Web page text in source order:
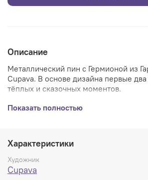
Описание
Металлический пин с Гермионой из
Cupava. В основе дизайна первые
тёплых и сказочных моментов.
Пин из металла и на картонной
Показать полностью
Характеристики
Художник
Cupava